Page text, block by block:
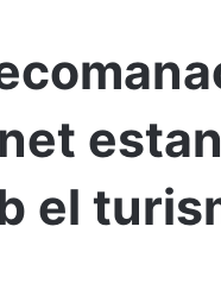
estan
el